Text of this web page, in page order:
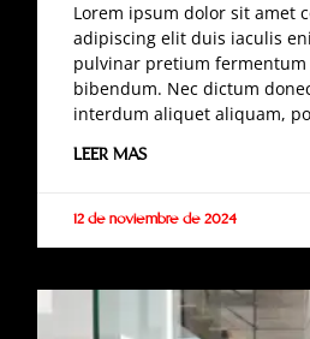
Lorem ipsum dolor sit amet
adipiscing elit duis iaculis
pulvinar pretium fermentum
bibendum. Nec dictum
interdum aliquet aliquam,
LEER MAS
12 de noviembre de 2024